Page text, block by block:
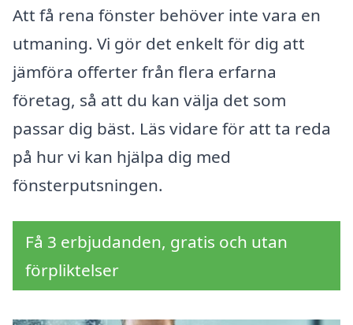
Att få rena fönster behöver inte vara en
utmaning. Vi gör det enkelt för dig att
jämföra offerter från flera erfarna
företag, så att du kan välja det som
passar dig bäst. Läs vidare för att ta reda
på hur vi kan hjälpa dig med
fönsterputsningen.
Få 3 erbjudanden, gratis och utan
förpliktelser